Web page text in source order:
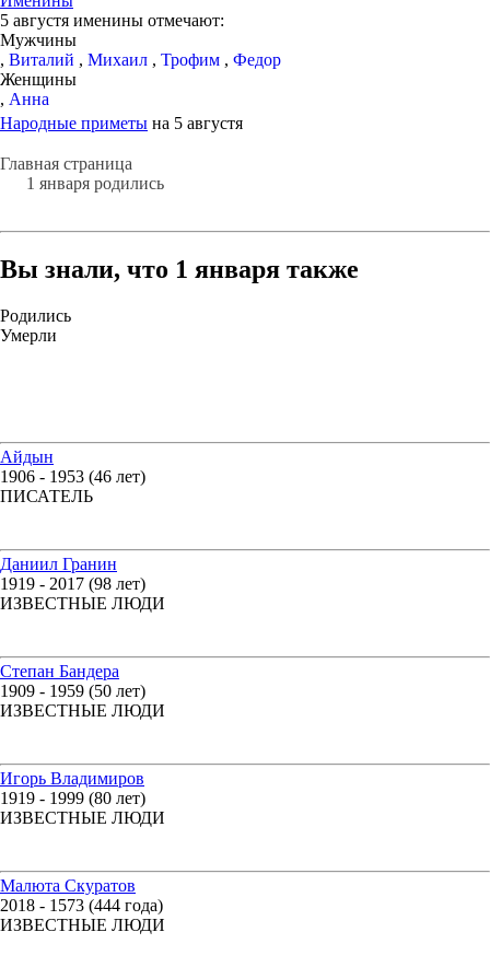
5 августя именины отмечают:
Мужчины
, Виталий , Михаил , Трофим , Федор
Женщины
, Анна
Народные приметы на 5 августя
Главная страница
1 января родились
Вы знали, что 1 января также
Родились
Умерли
Айдын
1906 - 1953 (46 лет)
ПИСАТЕЛЬ
Даниил Гранин
1919 - 2017 (98 лет)
ИЗВЕСТНЫЕ ЛЮДИ
Степан Бандера
1909 - 1959 (50 лет)
ИЗВЕСТНЫЕ ЛЮДИ
Игорь Владимиров
1919 - 1999 (80 лет)
ИЗВЕСТНЫЕ ЛЮДИ
Малюта Скуратов
2018 - 1573 (444 года)
ИЗВЕСТНЫЕ ЛЮДИ